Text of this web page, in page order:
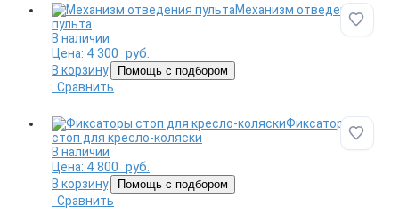
Механизм отведения
пульта
В наличии
Цена: 4 300 руб.
В корзину Помощь с подбором
Сравнить
Фиксаторы
стоп для кресло-коляски
В наличии
Цена: 4 800 руб.
В корзину Помощь с подбором
Сравнить